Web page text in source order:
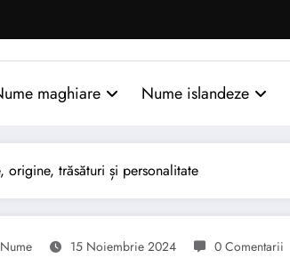
maghiare Nume islandeze
origine, trăsături și personalitate
Nume 15 Noiembrie 2024 0 Comentarii